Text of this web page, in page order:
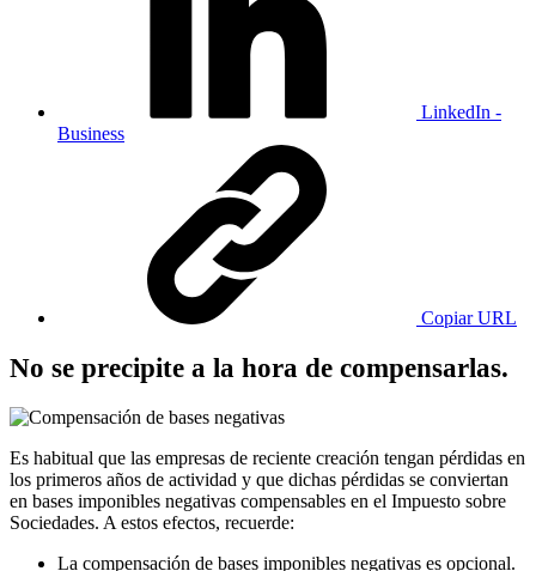
LinkedIn -
Business
Copiar URL
No se precipite a la hora de compensarlas.
Es habitual que las empresas de reciente creación tengan pérdidas en
los primeros años de actividad y que dichas pérdidas se conviertan
en bases imponibles negativas compensables en el Impuesto sobre
Sociedades. A estos efectos, recuerde:
La compensación de bases imponibles negativas es opcional.